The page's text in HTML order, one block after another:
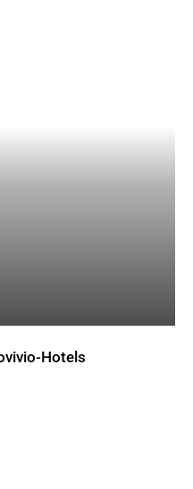
Hotels